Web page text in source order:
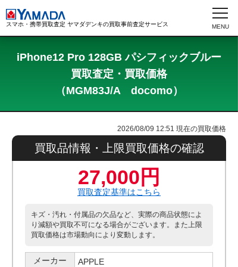
スマホ・携帯買取査定 ヤマダデンキの買取事前査定サービス
iPhone12 Pro 128GB パシフィックブルー
買取査定・買取価格
（MGM83J/A docomo）
2026/08/09 12:51 現在の買取価格
買取品情報・上限買取価格の確認
27,000円
買取査定基準はこちら
キズ・汚れ・付属品の欠品など、実際の商品状態によ
り減額や買取不可になる場合がございます。また上限
買取価格は市場動向により変動します。
メーカー
APPLE